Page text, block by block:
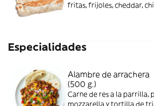
fritas, frijoles, cheddar,
Especialidades
Alambre de arrachera
(500 g.)
Carne de res a la parrilla,
mozzarella y tortilla de